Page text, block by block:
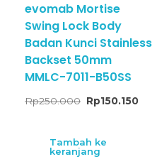
evomab Mortise
Swing Lock Body
Badan Kunci Stainless
Backset 50mm
MMLC-7011-B50SS
Rp250.000 Rp150.150
Tambah ke
keranjang